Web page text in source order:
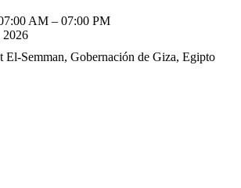
AM – 07:00 PM
2026
El-Semman, Gobernación de Giza, Egipto